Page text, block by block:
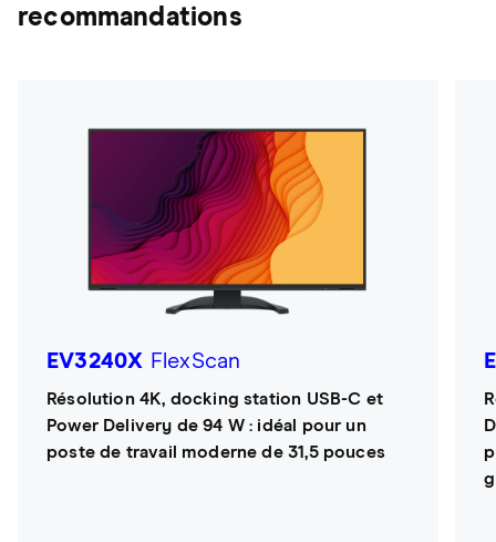
recommandations
EV3240X FlexScan
Résolution 4K, docking station USB-C et
Power Delivery de 94 W : idéal pour un
poste de travail moderne de 31,5 pouces